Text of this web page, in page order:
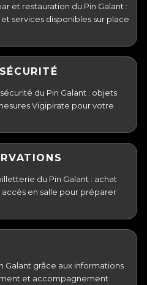
et restauration du Pin Galant :
services disponibles sur place
du Pin Galant : objets
Vigipirate pour votre
du Pin Galant : achat
en salle pour préparer
Galant grâce aux informations
et accompagnement